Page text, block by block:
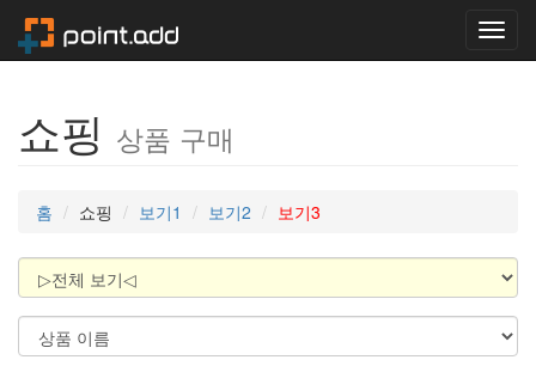
쇼핑 상품 구매
홈 쇼핑 보기1 보기2 보기3